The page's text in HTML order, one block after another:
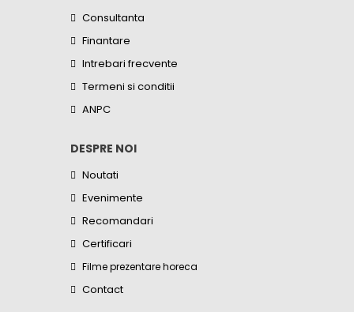
Consultanta
Finantare
Intrebari frecvente
Termeni si conditii
ANPC
DESPRE NOI
Noutati
Evenimente
Recomandari
Certificari
Filme prezentare horeca
Contact